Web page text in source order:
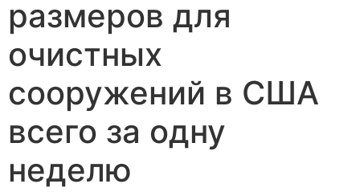
размеров для
очистных
сооружений в США
всего за одну
неделю